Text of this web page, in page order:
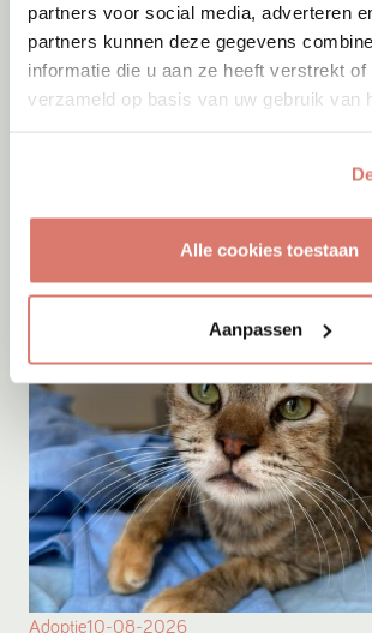
partners voor social media, adverteren
partners kunnen deze gegevens
informatie die u aan ze heeft verstrekt of
verzameld op basis van uw gebruik van
Alle cookies toestaan
Aanpassen
Adoptie10-08-2026